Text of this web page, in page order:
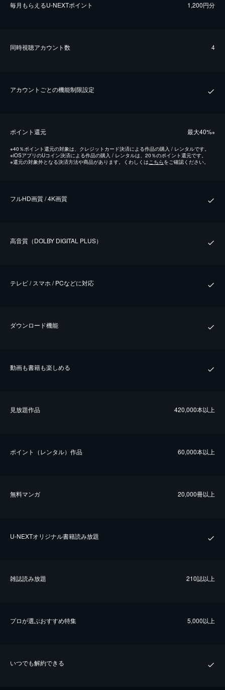
毎⽉もらえるU-NEXTポイント 1,200円分
同時視聴アカウント数 4
アカウントごとの機能制限設定
ポイント還元 最⼤40%※
※40％ポイント還元の対象は、クレジットカード決済による作品の購入 / レンタルです。
※iOSアプリのUコイン決済による作品の購入 / レンタルは、20％のポイント還元です。
※還元の対象外となる決済方法や商品があります。くわしくはこちらをご確認ください。
フルHD画質 / 4K画質
⾼⾳質（DOLBY DIGITAL PLUS）
テレビ / スマホ / PCなどに対応
ダウンロード機能
動画も書籍も楽しめる
⾒放題作品 420,000本以上
ポイント（レンタル）作品 60,000本以上
無料マンガ 20,000冊以上
U-NEXTオリジナル書籍読み放題
雑誌読み放題 210誌以上
プロが選ぶおすすめ特集 5,000以上
いつでも解約できる